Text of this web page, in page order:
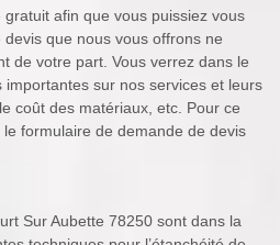
afin que vous puissiez vous
que nous vous offrons ne
de votre part. Vous verrez dans le
sur nos services et leurs
coût des matériaux, etc. Pour ce
formulaire de demande de devis
Sur Aubette 78250 sont dans la